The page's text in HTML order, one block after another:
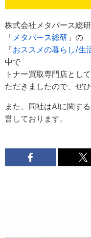
株式会社メタバース総
「 メタバース総研 」の
「おススメの暮らし/生
中で
トナー買取専門店とし
ただきましたので、ぜひ
また、同社はAIに関す
営しております。